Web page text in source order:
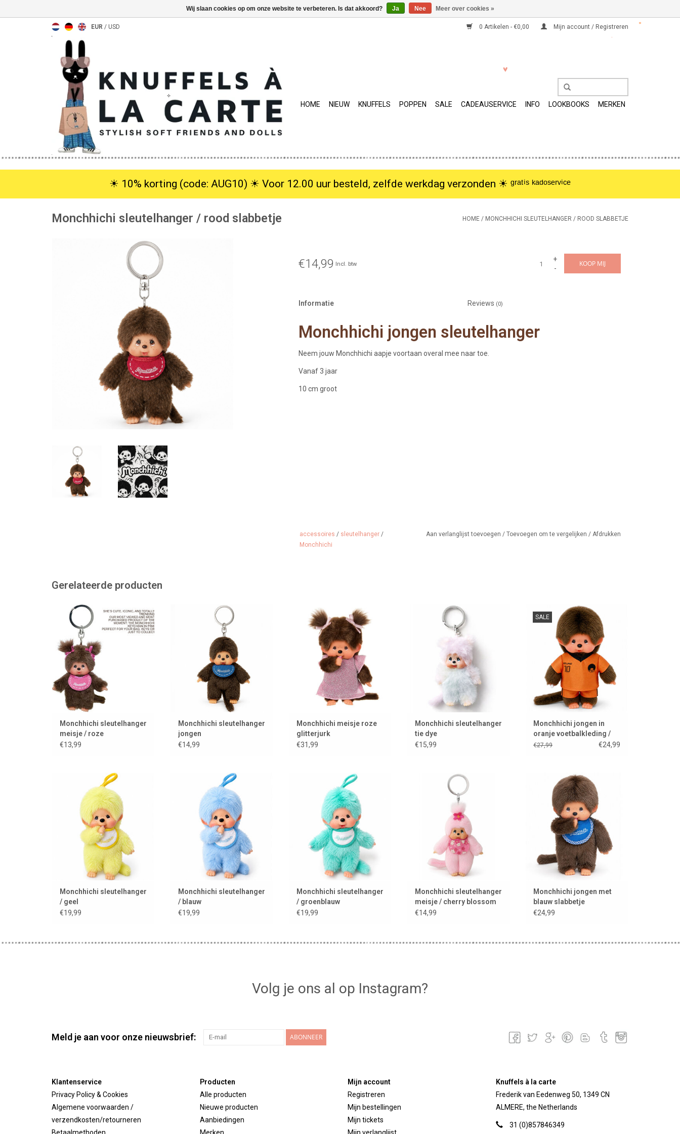
EUR / USD 0 Artikelen - €0,00 Mijn account / Registreren
HOME NIEUW KNUFFELS POPPEN SALE CADEAUSERVICE INFO LOOKBOOKS MERKEN
☀︎ 10% korting (code: AUG10) ☀︎ Voor 12.00 uur besteld, zelfde werkdag verzonden ☀︎ ᵍʳᵃᵗⁱˢ ᵏᵃᵈᵒˢᵉʳᵛⁱᶜᵉ
Monchhichi sleutelhanger / rood slabbetje HOME / MONCHHICHI SLEUTELHANGER / ROOD SLABBETJE
€14,99 Incl. btw
+
-
KOOP MIJ
Informatie Reviews (0)
Monchhichi jongen sleutelhanger
Neem jouw Monchhichi aapje voortaan overal mee naar toe.
Vanaf 3 jaar
10 cm groot
accessoires / sleutelhanger /
Monchhichi
Aan verlanglijst toevoegen / Toevoegen om te vergelijken / Afdrukken
Gerelateerde producten
Monchhichi sleutelhanger
TOEVOEGEN AAN WINKELWAGEN
Monchhichi sleutelhanger
meisje / roze
€13,99
Monchhichi sleutelhanger
TOEVOEGEN AAN WINKELWAGEN
Monchhichi sleutelhanger
jongen
€14,99
Monchhichi meisje met roze
glitterjurk en strikjes
TOEVOEGEN AAN WINKELWAGEN
Monchhichi meisje roze
glitterjurk
€31,99
Monchhichi sleutelhanger
TOEVOEGEN AAN WINKELWAGEN
Monchhichi sleutelhanger
tie dye
€15,99
SALE
HUP HOLLAND HUP ....
TOEVOEGEN AAN WINKELWAGEN
Monchhichi jongen in
oranje voetbalkleding /
wk 2026
€27,99 €24,99
Monchhichi sleutelhanger in een
felgele kleur
TOEVOEGEN AAN WINKELWAGEN
Monchhichi sleutelhanger
/ geel
€19,99
Monchhichi sleutelhanger in een
blauwe kleur
TOEVOEGEN AAN WINKELWAGEN
Monchhichi sleutelhanger
/ blauw
€19,99
Monchhichi sleutelhanger in een
groen/blauwe kleur
TOEVOEGEN AAN WINKELWAGEN
Monchhichi sleutelhanger
/ groenblauw
€19,99
Monchhichi sleutelhanger Cherry
Blossom
TOEVOEGEN AAN WINKELWAGEN
Monchhichi sleutelhanger
meisje / cherry blossom
€14,99
Monchhichi jongen met blauwe
slab
TOEVOEGEN AAN WINKELWAGEN
Monchhichi jongen met
blauw slabbetje
€24,99
Volg je ons al op Instagram?
Meld je aan voor onze nieuwsbrief: ABONNEER
Klantenservice
Privacy Policy & Cookies
Algemene voorwaarden /
verzendkosten/retourneren
Producten
Alle producten
Nieuwe producten
Aanbiedingen
Mijn account
Registreren
Mijn bestellingen
Mijn tickets
Knuffels à la carte
Frederik van Eedenweg 50, 1349 CN
ALMERE, the Netherlands
31 (0)857846349
Wij slaan cookies op om onze website te verbeteren. Is dat akkoord? Ja Nee Meer over cookies »